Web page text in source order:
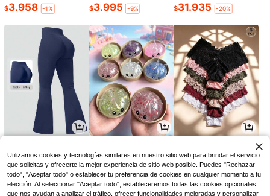
$3.958 -1% $3.995 -9% $31.935 -20%
Utilizamos cookies y tecnologías similares en nuestro sitio web para brindar el servicio
que solicitas y ofrecerte la mejor experiencia de sitio web posible. Puedes "Rechazar
todo", "Aceptar todo" o establecer tu preferencia de cookies en cualquier momento a tu
elección. Al seleccionar "Aceptar todo", estableceremos todas las cookies opcionales,
que nos ayudan a analizar el tráfico, ofrecer funcionalidades mejoradas y personalizar